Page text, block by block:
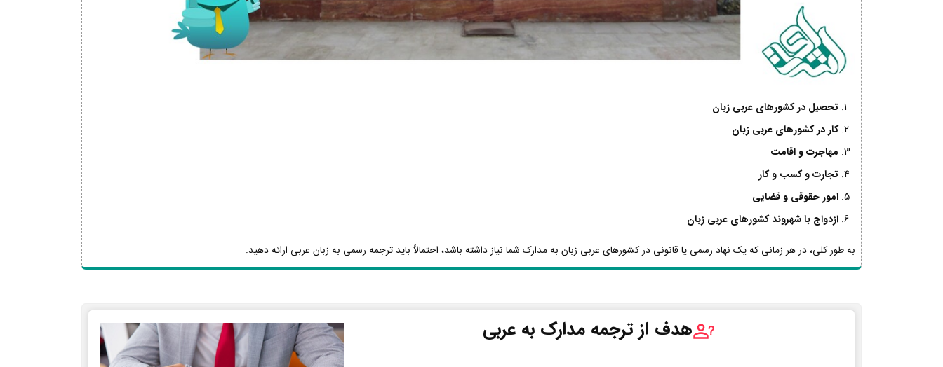
تحصیل در کشورهای عربی زبان
کار در کشورهای عربی زبان
مهاجرت و اقامت
تجارت و کسب و کار
امور حقوقی و قضایی
ازدواج با شهروند کشورهای عربی زبان
به طور کلی، در هر زمانی که یک نهاد رسمی یا قانونی در کشورهای عربی زبان به مدارک شما نیاز داشته باشد، احتمالاً باید ترجمه رسمی به زبان عربی ارائه دهید.
هدف از ترجمه مدارک به عربی